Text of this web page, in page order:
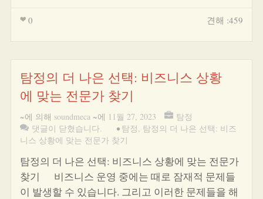
0 견해 :459
탐정의 더 나은 선택: 비즈니스 상황
에 맞는 전문가 찾기
~에 의해 soundmeca ~에 11월 27, 2023
탐정
댓글이 닫혔습니다.
• 탐정, 탐정의 더 나은 선택: 비즈
니스 상황에 맞는 전문가 찾기
탐정의 더 나은 선택: 비즈니스 상황에 맞는 전문가
찾기 비즈니스 운영 중에는 때로 잠재적 문제들
이 발생할 수 있습니다. 그리고 이러한 문제들을 해